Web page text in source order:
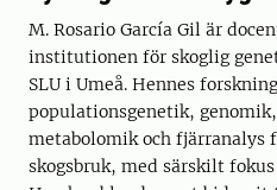
M. Rosario García Gil är
institutionen för skoglig
SLU i Umeå. Hennes
populationsgenetik,
metabolomik och
skogsbruk, med särskilt